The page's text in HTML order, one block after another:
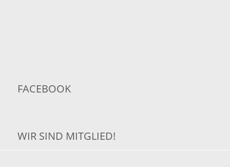
FACEBOOK
WIR SIND MITGLIED!